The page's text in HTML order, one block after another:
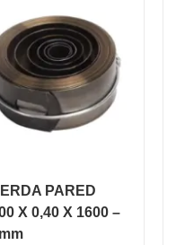
PARED
X 0,40 X 1600 –